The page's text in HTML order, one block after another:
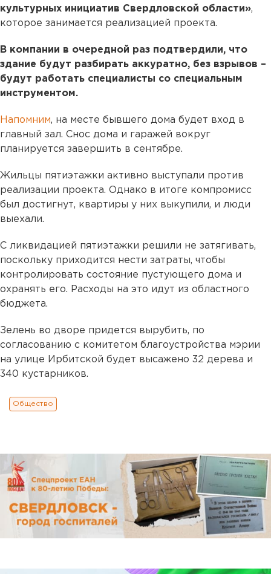
культурных инициатив Свердловской области»,
которое занимается реализацией проекта.
В компании в очередной раз подтвердили, что
здание будут разбирать аккуратно, без взрывов –
будут работать специалисты со специальным
инструментом.
Напомним, на месте бывшего дома будет вход в
главный зал. Снос дома и гаражей вокруг
планируется завершить в сентябре.
Жильцы пятиэтажки активно выступали против
реализации проекта. Однако в итоге компромисс
был достигнут, квартиры у них выкупили, и люди
выехали.
С ликвидацией пятиэтажки решили не затягивать,
поскольку приходится нести затраты, чтобы
контролировать состояние пустующего дома и
охранять его. Расходы на это идут из областного
бюджета.
Зелень во дворе придется вырубить, по
согласованию с комитетом благоустройства мэрии
на улице Ирбитской будет высажено 32 дерева и
340 кустарников.
Общество